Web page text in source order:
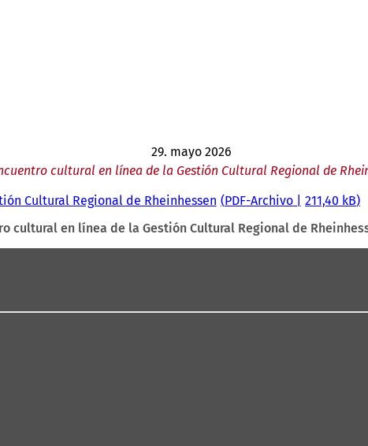
29. mayo 2026
cultural en línea de la Gestión Cultural Regional de
Cultural Regional de Rheinhessen
PDF-Archivo 211,40 kB
cultural en línea de la Gestión Cultural Regional de